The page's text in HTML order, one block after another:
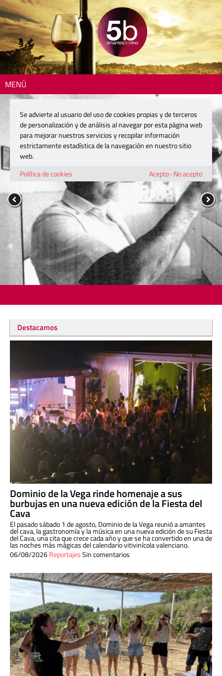
MENÚ
Destacamos
Dominio de la Vega rinde homenaje a sus
burbujas en una nueva edición de la Fiesta del
Cava
El pasado sábado 1 de agosto, Dominio de la Vega reunió a amantes
del cava, la gastronomía y la música en una nueva edición de su Fiesta
del Cava, una cita que crece cada año y que se ha convertido en una de
las noches más mágicas del calendario vitivinícola valenciano.
06/08/2026ReportajesSin comentarios
Se advierte al usuario del uso de cookies propias y de terceros
de personalización y de análisis al navegar por esta página web
para mejorar nuestros servicios y recopilar información
estrictamente estadística de la navegación en nuestro sitio
web.
Política de cookies
Acepto· No acepto